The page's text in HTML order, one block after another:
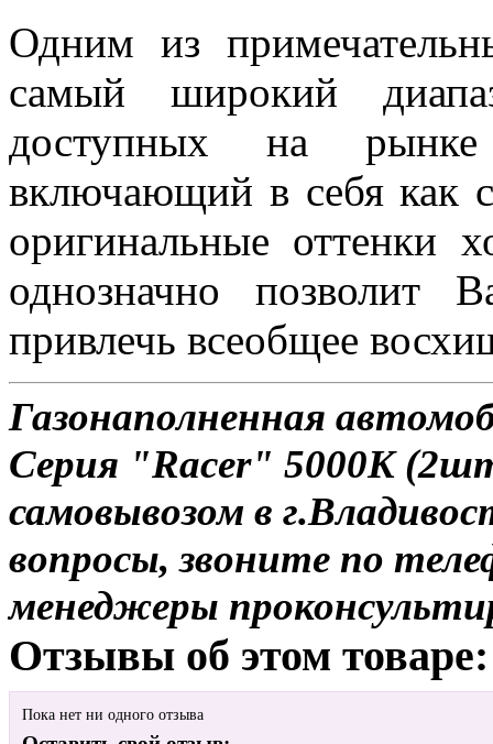
Одним из
самый широкий
доступных на рынке
включающий в себя как
оригинальные оттенки
однозначно позволит
привлечь всеобщее
Газонаполненная
Серия "Racer" 5000K
самовывозом в
вопросы, звоните по
менеджеры
Отзывы об этом товаре:
Пока нет ни одного отзыва